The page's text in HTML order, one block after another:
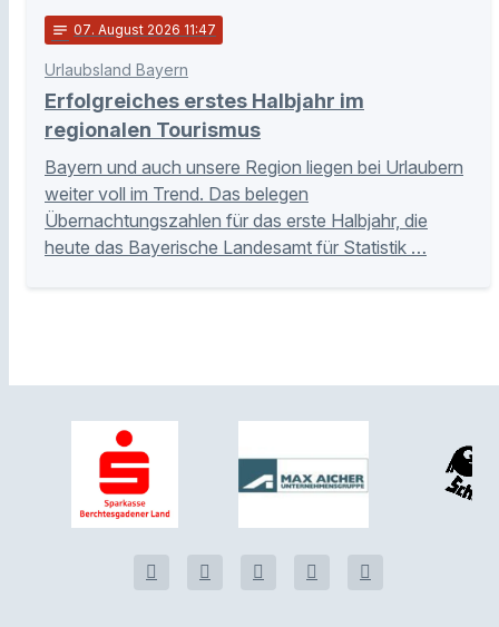
notes 07. August 2026 11:47
Urlaubsland Bayern
Erfolgreiches erstes Halbjahr im
regionalen Tourismus
Bayern und auch unsere Region liegen bei Urlaubern
weiter voll im Trend. Das belegen
Übernachtungszahlen für das erste Halbjahr, die
heute das Bayerische Landesamt für Statistik …